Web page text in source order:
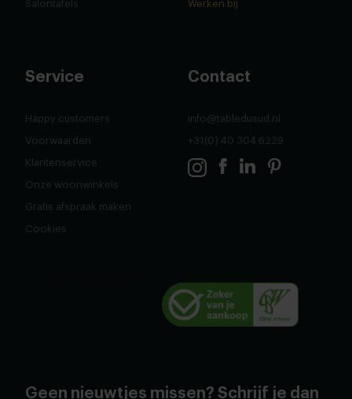
Salontafels Werken bij
Service
Happy customers
Voorwaarden
Klantenservice
Onze woonwinkels
Gratis afspraak maken
Cookies
Contact
info@tabledusud.nl
+31(0) 40 304 6229
Geen nieuwtjes missen? Schrijf je dan